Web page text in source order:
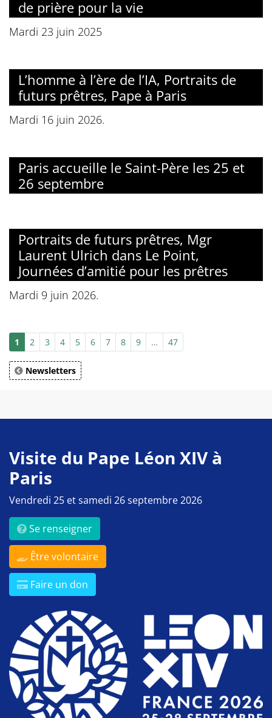
de prière pour la vie
Mardi 23 juin 2025
L’homme à l’ère de l’IA, Portraits de
futurs prêtres, Pape à Paris
Mardi 16 juin 2026.
Paris accueille le Saint-Père les 25 et
26 septembre
Portraits de futurs prêtres, Mgr
Laurent Ulrich dans Le Point,
Journées d’amitié pour les prêtres
Mardi 9 juin 2026.
1 2 3 4 5 6 7 8 9 … 47
Newsletters
Visite du Pape Léon XIV à
Paris
Vendredi 25 et samedi 26 septembre 2026
Se renseigner
Être volontaire
Faire un don